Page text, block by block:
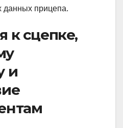
данных прицепа.
к сцепке,
и